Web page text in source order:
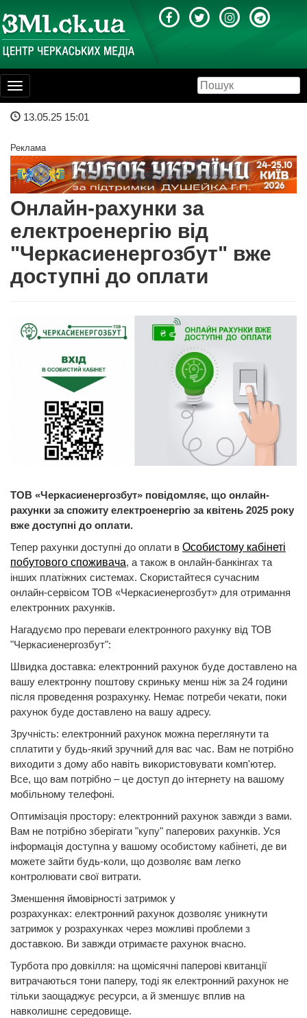
Toggle
navigation
13.05.25 15:01
Реклама
Онлайн-рахунки за
електроенергію від
"Черкасиенергозбут" вже
доступні до оплати
ТОВ «Черкасиенергозбут» повідомляє, що онлайн-
рахунки за спожиту електроенергію за квітень 2025 року
вже доступні до оплати.
Тепер рахунки доступні до оплати в Особистому кабінеті
побутового споживача, а також в онлайн-банкінгах та
інших платіжних системах. Скористайтеся сучасним
онлайн-сервісом ТОВ «Черкасиенергозбут» для отримання
електронних рахунків.
Нагадуємо про переваги електронного рахунку від ТОВ
"Черкасиенергозбут":
Швидка доставка: електронний рахунок буде доставлено на
вашу електронну поштову скриньку менш ніж за 24 години
після проведення розрахунку. Немає потреби чекати, поки
рахунок буде доставлено на вашу адресу.
Зручність: електронний рахунок можна переглянути та
сплатити у будь-який зручний для вас час. Вам не потрібно
виходити з дому або навіть використовувати комп'ютер.
Все, що вам потрібно – це доступ до інтернету на вашому
мобільному телефоні.
Оптимізація простору: електронний рахунок завжди з вами.
Вам не потрібно зберігати "купу" паперових рахунків. Уся
інформація доступна у вашому особистому кабінеті, де ви
можете зайти будь-коли, що дозволяє вам легко
контролювати свої витрати.
Зменшення ймовірності затримок у
розрахунках: електронний рахунок дозволяє уникнути
затримок у розрахунках через можливі проблеми з
доставкою. Ви завжди отримаєте рахунок вчасно.
Турбота про довкілля: на щомісячні паперові квитанції
витрачаються тони паперу, тоді як електронний рахунок не
тільки заощаджує ресурси, а й зменшує вплив на
навколишнє середовище.